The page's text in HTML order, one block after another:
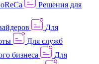
Решения для
Для
Для служб
бизнеса
Для